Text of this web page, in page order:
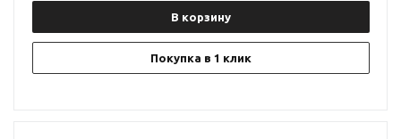
В корзину
Покупка в 1 клик